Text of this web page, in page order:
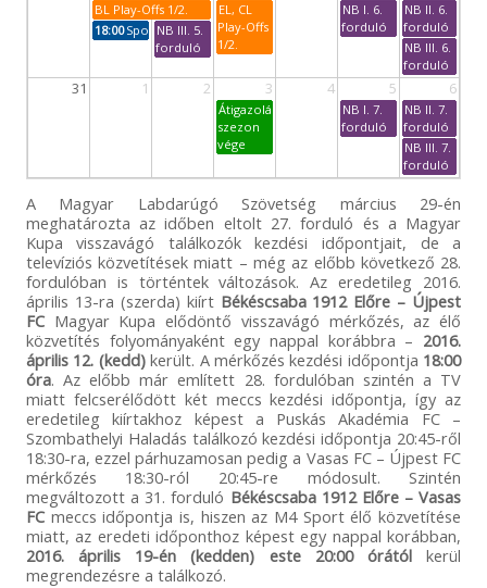
31 1 2 3 4 5 6
BL Play-Offs 1/2.
EL, CL
Play-Offs
1/2.
NB I. 6.
forduló
NB II. 6.
forduló
NB III. 5.
forduló
NB III. 6.
forduló
18:00 Sporthét
Átigazolási
szezon
vége
NB I. 7.
forduló
NB II. 7.
forduló
NB III. 7.
forduló
A Magyar Labdarúgó Szövetség március 29-én
meghatározta az időben eltolt 27. forduló és a Magyar
Kupa visszavágó találkozók kezdési időpontjait, de a
televíziós közvetítések miatt – még az előbb következő 28.
fordulóban is történtek változások. Az eredetileg 2016.
április 13-ra (szerda) kiírt Békéscsaba 1912 Előre – Újpest
FCMagyar Kupa elődöntő visszavágó mérkőzés, az élő
közvetítés folyományaként egy nappal korábbra – 2016.
április 12. (kedd)került. A mérkőzés kezdési időpontja 18:00
óra. Az előbb már említett 28. fordulóban szintén a TV
miatt felcserélődött két meccs kezdési időpontja, így az
eredetileg kiírtakhoz képest a Puskás Akadémia FC –
Szombathelyi Haladás találkozó kezdési időpontja 20:45-ről
18:30-ra, ezzel párhuzamosan pedig a Vasas FC – Újpest FC
mérkőzés 18:30-ról 20:45-re módosult. Szintén
megváltozott a 31. forduló Békéscsaba 1912 Előre – Vasas
FCmeccs időpontja is, hiszen az M4 Sport élő közvetítése
miatt, az eredeti időponthoz képest egy nappal korábban,
2016. április 19-én (kedden) este 20:00 órátólkerül
megrendezésre a találkozó.